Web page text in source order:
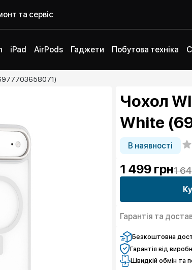
та сервіс
iPad AirPods Гаджети Побутова техніка
Чохол
White
В наявності
1 499 грн1
Гарантія та
Безкоштовна
Гарантія від
Швидкій обмін та